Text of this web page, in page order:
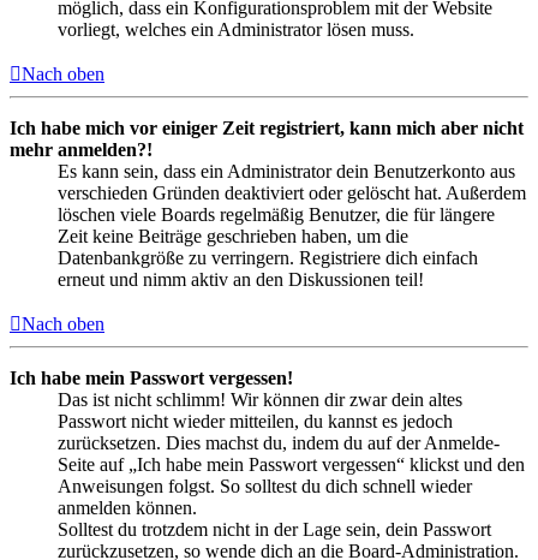
möglich, dass ein Konfigurationsproblem mit der Website
vorliegt, welches ein Administrator lösen muss.
Nach oben
Ich habe mich vor einiger Zeit registriert, kann mich aber nicht
mehr anmelden?!
Es kann sein, dass ein Administrator dein Benutzerkonto aus
verschieden Gründen deaktiviert oder gelöscht hat. Außerdem
löschen viele Boards regelmäßig Benutzer, die für längere
Zeit keine Beiträge geschrieben haben, um die
Datenbankgröße zu verringern. Registriere dich einfach
erneut und nimm aktiv an den Diskussionen teil!
Nach oben
Ich habe mein Passwort vergessen!
Das ist nicht schlimm! Wir können dir zwar dein altes
Passwort nicht wieder mitteilen, du kannst es jedoch
zurücksetzen. Dies machst du, indem du auf der Anmelde-
Seite auf „Ich habe mein Passwort vergessen“ klickst und den
Anweisungen folgst. So solltest du dich schnell wieder
anmelden können.
Solltest du trotzdem nicht in der Lage sein, dein Passwort
zurückzusetzen, so wende dich an die Board-Administration.